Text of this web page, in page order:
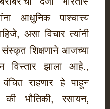
आधुनिक पाश्चात्त्य
असा विचार त्यांनी
संस्कृत शिक्षणाने आजच्या
विस्तार झाला आहे.,
राहणार हे पाहून
की भौतिकी, रसायन,